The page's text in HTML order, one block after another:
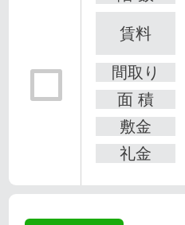
賃料
間取り
面 積
敷金
礼金